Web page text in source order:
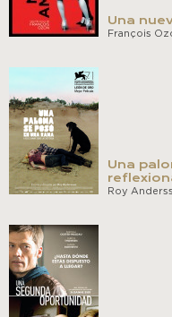
Una
François
Una
Roy